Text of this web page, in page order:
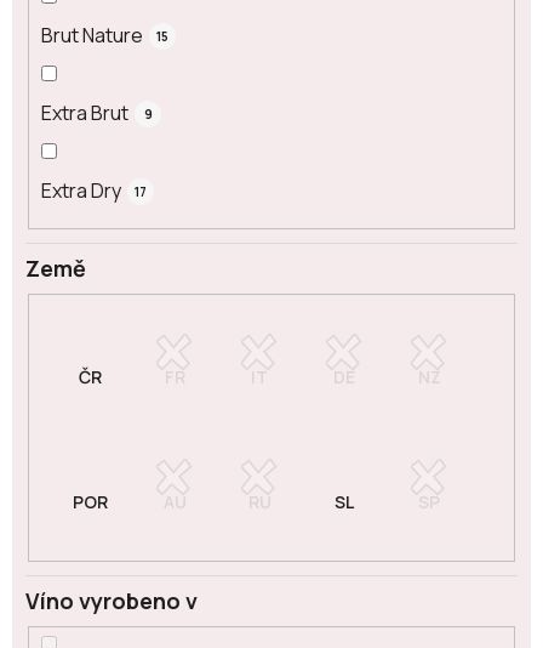
Země
Brut Nature 15
Extra Brut 9
Extra Dry 17
Víno vyrobeno v